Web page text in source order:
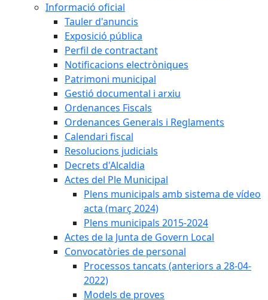
Informació oficial
Tauler d'anuncis
Exposició pública
Perfil de contractant
Notificacions electròniques
Patrimoni municipal
Gestió documental i arxiu
Ordenances Fiscals
Ordenances Generals i Reglaments
Calendari fiscal
Resolucions judicials
Decrets d'Alcaldia
Actes del Ple Municipal
Plens municipals amb sistema de vídeo
acta (març 2024)
Plens municipals 2015-2024
Actes de la Junta de Govern Local
Convocatòries de personal
Processos tancats (anteriors a 28-04-
2022)
Models de proves